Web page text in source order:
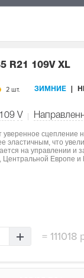
R21 109V XL
2 шт. ЗИМНИЕ
109 V
сцепление
что
на управлении и
Центральной Европе
= 111018